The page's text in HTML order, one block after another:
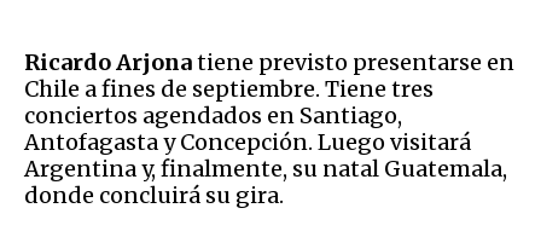
Ricardo Arjonatiene previsto presentarse en
Chile a fines de septiembre. Tiene tres
conciertos agendados en Santiago,
Antofagasta y Concepción. Luego visitará
Argentina y, finalmente, su natal Guatemala,
donde concluirá su gira.